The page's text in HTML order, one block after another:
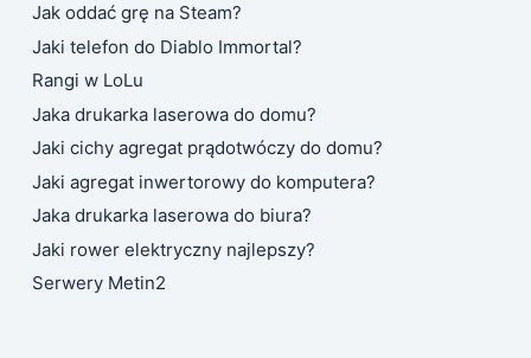
Jak oddać grę na Steam?
Jaki telefon do Diablo Immortal?
Rangi w LoLu
Jaka drukarka laserowa do domu?
Jaki cichy agregat prądotwóczy do domu?
Jaki agregat inwertorowy do komputera?
Jaka drukarka laserowa do biura?
Jaki rower elektryczny najlepszy?
Serwery Metin2